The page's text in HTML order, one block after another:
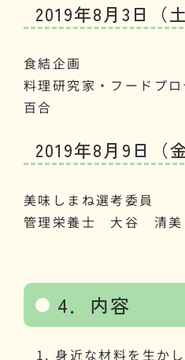
2019年8月3日（土
食結企画
料理研究家・フードプ
百合
2019年8月9日（金
美味しまね選考委員
管理栄養士 大谷 清美
4．内容
身近な材料を生か